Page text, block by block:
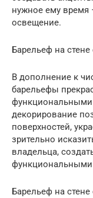
нужное ему время
освещение.
Барельеф на
В дополнение к
барельефы
декорирование
поверхностей,
зрительно
владельца,
Барельеф на